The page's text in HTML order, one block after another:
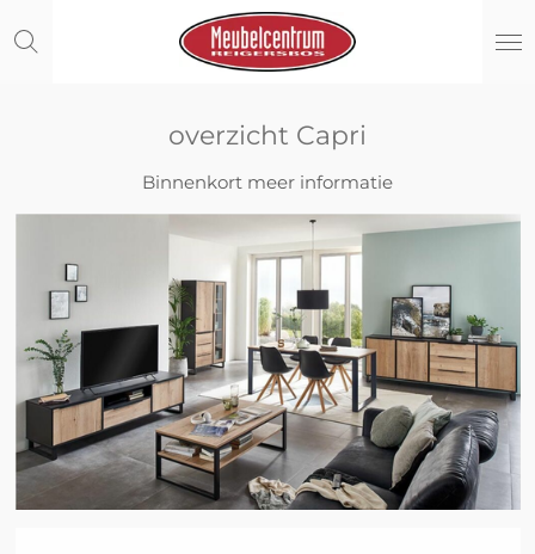
direct
overzicht Capri
Binnenkort meer informatie